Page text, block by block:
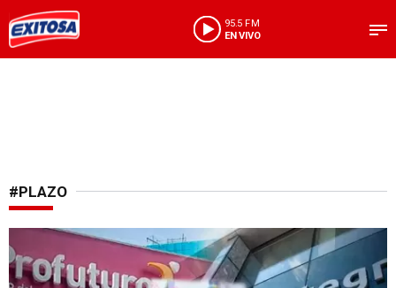
95.5 FM
EN VIVO
#PLAZO
¡Última oportunidad!